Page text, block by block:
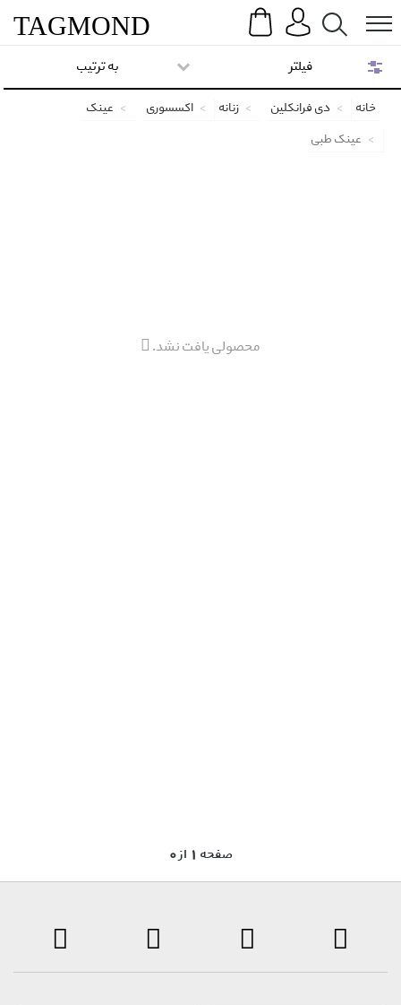
Search
TAGMOND
به ترتیب
خانه دی فرانکلین زنانه اکسسوری
عینک
عینک طبی
محصولی یافت نشد.
0 صفحه 1 از
فیلتر